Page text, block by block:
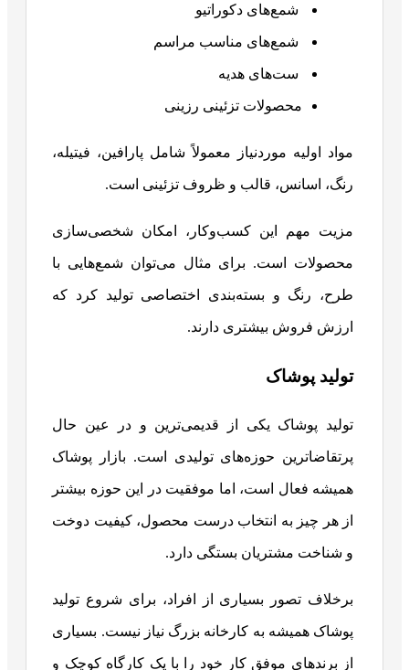
شمع‌های دکوراتیو
شمع‌های مناسب مراسم
ست‌های هدیه
محصولات تزئینی رزینی
مواد اولیه موردنیاز معمولاً شامل پارافین، فیتیله،
رنگ، اسانس، قالب و ظروف تزئینی است.
مزیت مهم این کسب‌وکار، امکان شخصی‌سازی
محصولات است. برای مثال می‌توان شمع‌هایی با
طرح، رنگ و بسته‌بندی اختصاصی تولید کرد که
ارزش فروش بیشتری دارند.
تولید پوشاک
تولید پوشاک یکی از قدیمی‌ترین و در عین حال
پرتقاضاترین حوزه‌های تولیدی است. بازار پوشاک
همیشه فعال است، اما موفقیت در این حوزه بیشتر
از هر چیز به انتخاب درست محصول، کیفیت دوخت
و شناخت مشتریان بستگی دارد.
برخلاف تصور بسیاری از افراد، برای شروع تولید
پوشاک همیشه به کارخانه بزرگ نیاز نیست. بسیاری
از برندهای موفق کار خود را با یک کارگاه کوچک و